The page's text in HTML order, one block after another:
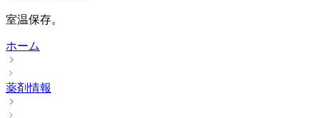
室温保存。
ホーム
薬剤情報